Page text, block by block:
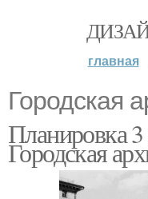
главная
Городская
Планировка 3
Городская